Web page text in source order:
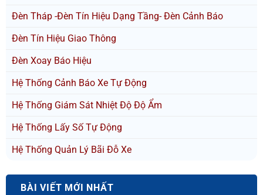
Đèn Tháp -Đèn Tín Hiệu Dạng Tầng- Đèn Cảnh Báo
Đèn Tín Hiệu Giao Thông
Đèn Xoay Báo Hiệu
Hệ Thống Cảnh Báo Xe Tự Động
Hệ Thống Giám Sát Nhiệt Độ Độ Ẩm
Hệ Thống Lấy Số Tự Động
Hệ Thống Quản Lý Bãi Đỗ Xe
BÀI VIẾT MỚI NHẤT